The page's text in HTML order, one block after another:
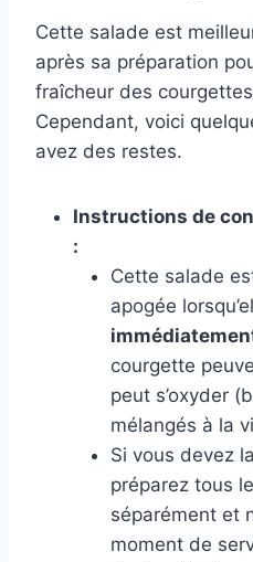
Cette salade est
après sa préparation
fraîcheur des
Cependant, voici
avez des restes.
Instructions de
:
Cette salade
apogée
courgette
peut s’oxyder
mélangés à la
Si vous devez
préparez tous
séparément et
moment de